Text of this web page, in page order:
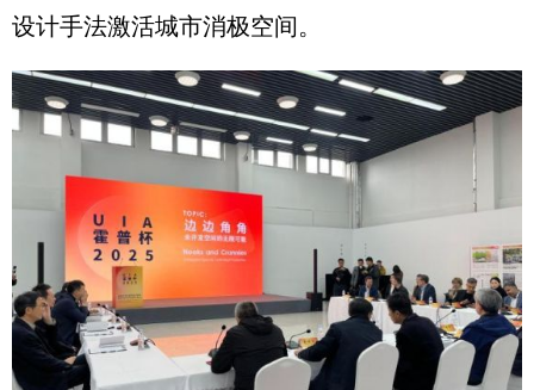
设计手法激活城市消极空间。